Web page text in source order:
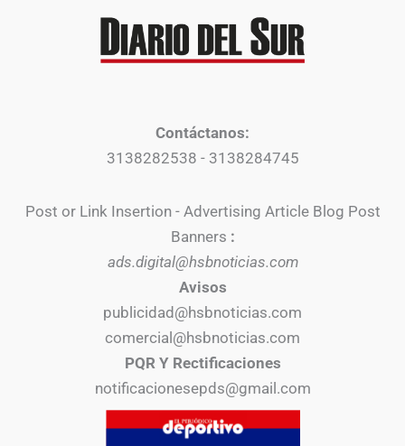
Contáctanos:
3138282538 - 3138284745
Post or Link Insertion - Advertising Article Blog Post
Banners :
ads.digital@hsbnoticias.com
Avisos
publicidad@hsbnoticias.com
comercial@hsbnoticias.com
PQR Y Rectificaciones
notificacionesepds@gmail.com